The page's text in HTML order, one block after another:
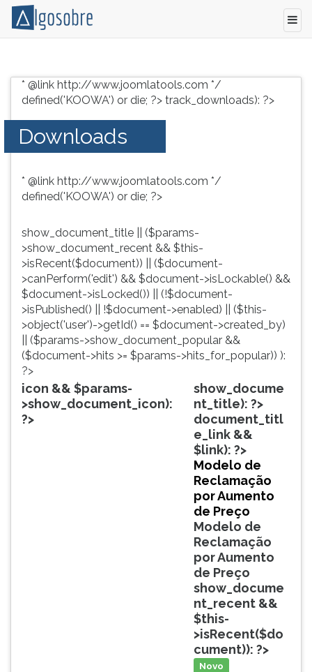
de
Reclamação
Aumento
Preço
TAB
depois
F
para
ouvir
conteúdo
principal
pular
essa
leitura
pressione
depois
pausar
* @link http://www.joomlatools.com */
defined('KOOWA') or die; ?> track_downloads): ?>
Downloads
* @link http://www.joomlatools.com */
defined('KOOWA') or die; ?>
show_document_title || ($params-
>show_document_recent && $this-
>isRecent($document)) || ($document-
>canPerform('edit') && $document->isLockable() &&
$document->isLocked()) || (!$document-
>isPublished() || !$document->enabled) || ($this-
>object('user')->getId() == $document->created_by)
|| ($params->show_document_popular &&
($document->hits >= $params->hits_for_popular)) ):
?>
icon && $params-
>show_document_icon):
?>
show_docume
nt_title): ?>
document_titl
e_link &&
$link): ?>
Modelo de
Reclamação
por Aumento
de Preço
Modelo de
Reclamação
por Aumento
de Preço
show_docume
nt_recent &&
$this-
>isRecent($do
cument)): ?>
Novo